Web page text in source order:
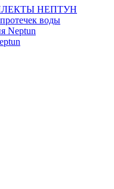
НЕПТУН
воды
Neptun